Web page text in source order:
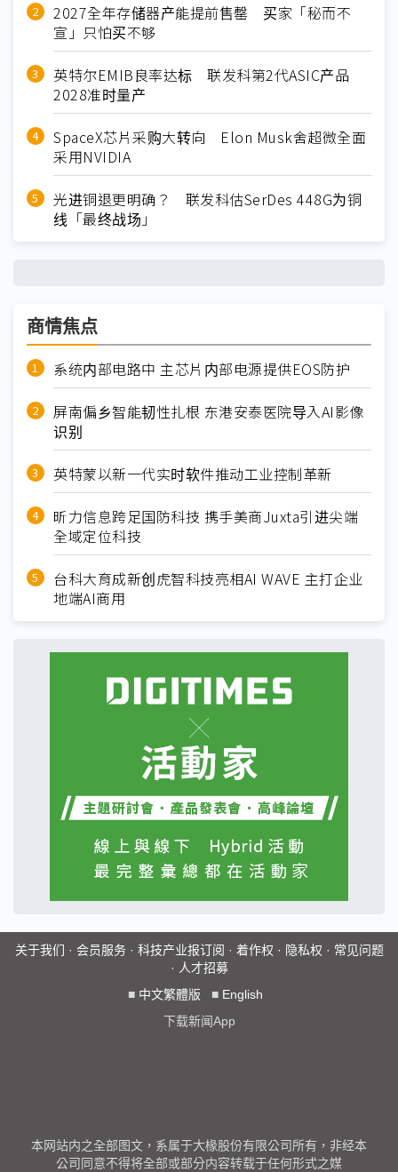
2027全年存储器产能提前售罄 买家「秘而不
宣」只怕买不够
英特尔EMIB良率达标 联发科第2代ASIC产品
2028准时量产
SpaceX芯片采购大转向 Elon Musk舍超微全面
采用NVIDIA
光进铜退更明确？ 联发科估SerDes 448G为铜
线「最终战场」
商情焦点
系统内部电路中 主芯片内部电源提供EOS防护
屏南偏乡智能韧性扎根 东港安泰医院导入AI影像
识别
英特蒙以新一代实时软件推动工业控制革新
昕力信息跨足国防科技 携手美商Juxta引进尖端
全域定位科技
台科大育成新创虎智科技亮相AI WAVE 主打企业
地端AI商用
关于我们 · 会员服务· 科技产业报订阅 · 着作权 · 隐私权 · 常见问题
· 人才招募
■ 中文繁體版 ■ English
下载新闻App
本网站内之全部图文，系属于大椽股份有限公司所有，非经本
公司同意不得将全部或部分内容转载于任何形式之媒